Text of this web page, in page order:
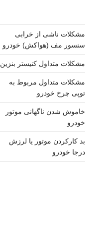
مشکلات ناشی از خرابی
سنسور مف (هواکش) خودرو
مشکلات متداول کنیستر بنزین
مشکلات متداول مربوط به
توپی چرخ خودرو
خاموش شدن ناگهانی موتور
خودرو
بد کارکردن موتور یا لرزش
درجا خودرو